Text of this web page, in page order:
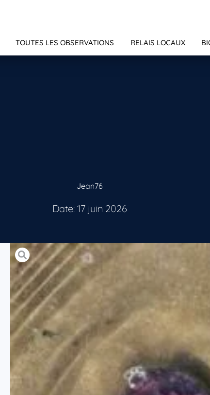
TOUTES LES OBSERVATIONS RELAIS LOCAUX
Jean76
Date: 17 juin 2026